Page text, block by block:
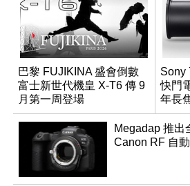
巴黎 FUJIKINA 盛會倒數
富士新世代機皇 X-T6 傳 9
月第一周登場
Sony
快門
年長
登場
Megadap 推出
Canon RF 自